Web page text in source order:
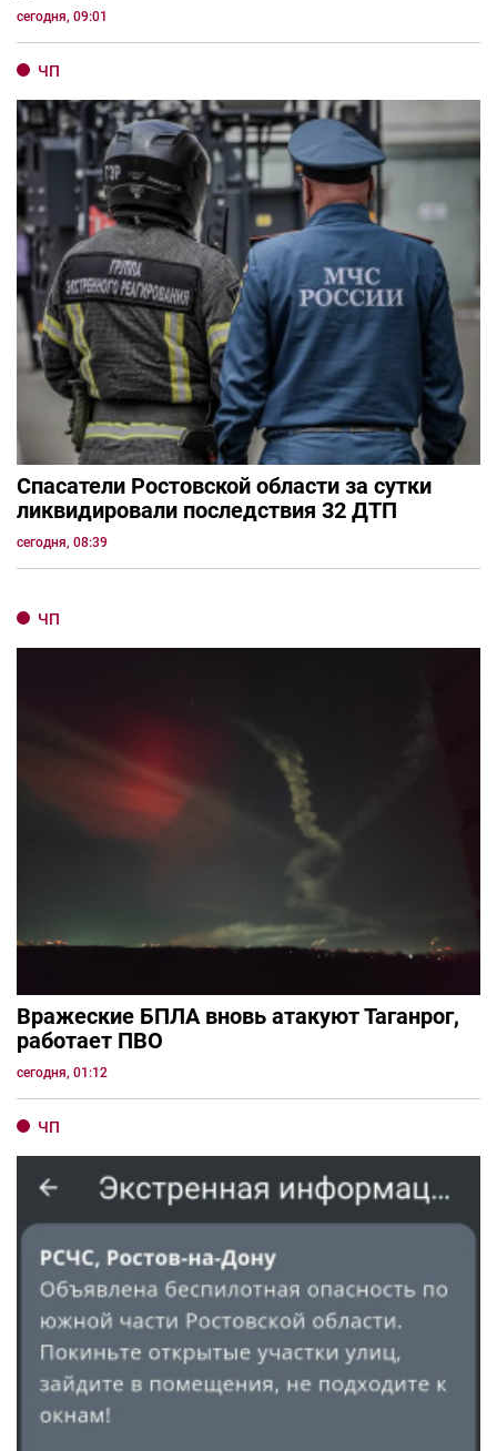
сегодня, 09:01
ЧП
Спасатели Ростовской области за сутки
ликвидировали последствия 32 ДТП
сегодня, 08:39
ЧП
Вражеские БПЛА вновь атакуют Таганрог,
работает ПВО
сегодня, 01:12
ЧП